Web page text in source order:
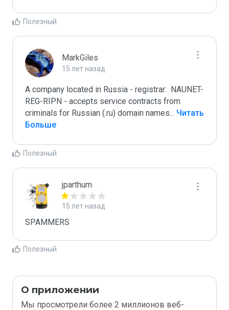
Полезный
MarkGiles
15 лет назад
A company located in Russia - registrar:  NAUNET-
REG-RIPN - accepts service contracts from
criminals for Russian (.ru) domain names... Читать
Больше
Полезный
jparthum
15 лет назад
SPAMMERS
Полезный
О приложении
Мы просмотрели более 2 миллионов веб-